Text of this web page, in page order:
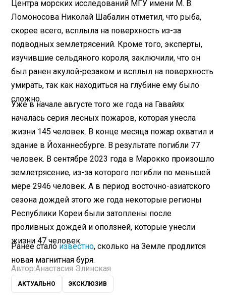
Центра морских исследований МГУ имени М. В.
Ломоносова Николай Шабалин отметил, что рыба,
скорее всего, всплыла на поверхность из-за
подводных землетрясений. Кроме того, эксперты,
изучившие сельдяного короля, заключили, что он
был ранен акулой-резаком и всплыл на поверхность
умирать, так как находиться на глубине ему было
сложно.
Уже в начале августе того же года на Гавайях
началась серия лесных пожаров, которая унесла
жизни 145 человек. В конце месяца пожар охватил и
здание в Йоханнесбурге. В результате погибли 77
человек. В сентябре 2023 года в Марокко произошло
землетрясение, из-за которого погибли по меньшей
мере 2946 человек. А в период восточно-азиатского
сезона дождей этого же года некоторые регионы
Республики Кореи были затоплены после
проливных дождей и оползней, которые унесли
жизни 47 человек.
Ранее сталоизвестно, сколько на Земле продлится
новая магнитная буря.
Автор:Анастасия Элинская
АКТУАЛЬНО ЭКСКЛЮЗИВ